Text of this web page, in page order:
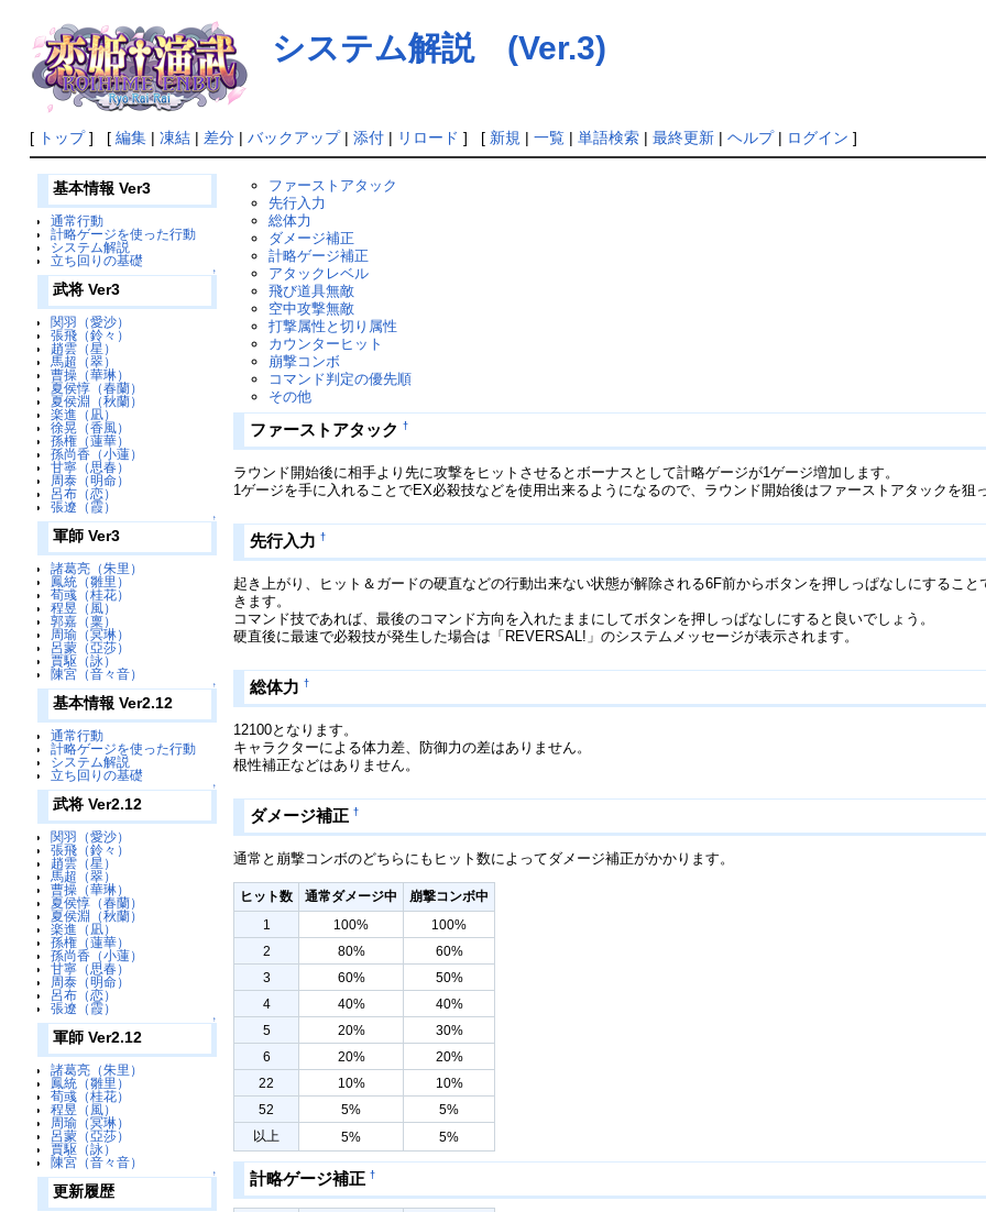
システム解説 (Ver.3)
[ トップ] [ 編集| 凍結| 差分| バックアップ| 添付| リロード ] [ 新規 | 一覧| 単語検索| 最終更新| ヘルプ| ログイン ]
基本情報 Ver3
通常行動
計略ゲージを使った行動
システム解説
立ち回りの基礎
↑
武将 Ver3
関羽（愛沙）
張飛（鈴々）
趙雲（星）
馬超（翠）
曹操（華琳）
夏侯惇（春蘭）
夏侯淵（秋蘭）
楽進（凪）
徐晃（香風）
孫権（蓮華）
孫尚香（小蓮）
甘寧（思春）
周泰（明命）
呂布（恋）
張遼（霞）
↑
軍師 Ver3
諸葛亮（朱里）
鳳統（雛里）
荀彧（桂花）
程昱（風）
郭嘉（稟）
周瑜（冥琳）
呂蒙（亞莎）
賈駆（詠）
陳宮（音々音）
↑
基本情報 Ver2.12
通常行動
計略ゲージを使った行動
システム解説
立ち回りの基礎
↑
武将 Ver2.12
関羽（愛沙）
張飛（鈴々）
趙雲（星）
馬超（翠）
曹操（華琳）
夏侯惇（春蘭）
夏侯淵（秋蘭）
楽進（凪）
孫権（蓮華）
孫尚香（小蓮）
甘寧（思春）
周泰（明命）
呂布（恋）
張遼（霞）
↑
軍師 Ver2.12
諸葛亮（朱里）
鳳統（雛里）
荀彧（桂花）
程昱（風）
周瑜（冥琳）
呂蒙（亞莎）
賈駆（詠）
陳宮（音々音）
↑
更新履歴
ファーストアタック
先行入力
総体力
ダメージ補正
計略ゲージ補正
アタックレベル
飛び道具無敵
空中攻撃無敵
打撃属性と切り属性
カウンターヒット
崩撃コンボ
コマンド判定の優先順
その他
ファーストアタック †
ラウンド開始後に相手より先に攻撃をヒットさせるとボーナスとして計略ゲージが1ゲージ増加します。
1ゲージを手に入れることでEX必殺技などを使用出来るようになるので、ラウンド開始後はファーストアタックを狙
先行入力 †
起き上がり、ヒット＆ガードの硬直などの行動出来ない状態が解除される6F前からボタンを押しっぱなしにするこ
きます。
コマンド技であれば、最後のコマンド方向を入れたままにしてボタンを押しっぱなしにすると良いでしょう。
硬直後に最速で必殺技が発生した場合は「REVERSAL!」のシステムメッセージが表示されます。
総体力 †
12100となります。
キャラクターによる体力差、防御力の差はありません。
根性補正などはありません。
ダメージ補正 †
通常と崩撃コンボのどちらにもヒット数によってダメージ補正がかかります。
ヒット数 通常ダメージ中
崩撃コンボ中
1
100%
100%
2
80%
60%
3
60%
50%
4
40%
40%
5
20%
30%
6
20%
20%
22
10%
10%
52
5%
5%
以上
5% 5%
計略ゲージ補正 †